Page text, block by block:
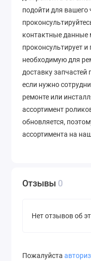
подойти для вашего
контактные данные
проконсультирует
необходимую для
доставку запчастей
если нужно
ремонте или
ассортимент
обновляется,
ассортимента на
Отзывы 0
Нет отзывов об
Пожалуйста